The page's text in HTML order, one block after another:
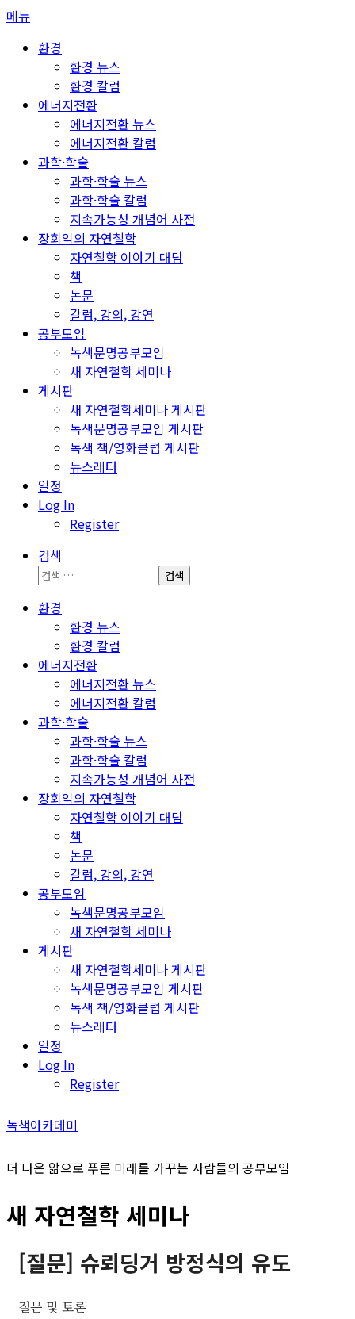
콘
메뉴
환경
환경 뉴스
환경 칼럼
에너지전환
에너지전환 뉴스
에너지전환 칼럼
과학·학술
과학·학술 뉴스
과학·학술 칼럼
지속가능성 개념어 사전
장회익의 자연철학
자연철학 이야기 대담
책
논문
칼럼, 강의, 강연
공부모임
녹색문명공부모임
새 자연철학 세미나
게시판
새 자연철학세미나 게시판
녹색문명공부모임 게시판
녹색 책/영화클럽 게시판
뉴스레터
일정
Log In
Register
검색
검
환경
환경 뉴스
환경 칼럼
에너지전환
에너지전환 뉴스
에너지전환 칼럼
과학·학술
과학·학술 뉴스
과학·학술 칼럼
지속가능성 개념어 사전
장회익의 자연철학
자연철학 이야기 대담
책
논문
칼럼, 강의, 강연
공부모임
녹색문명공부모임
새 자연철학 세미나
게시판
새 자연철학세미나 게시판
녹색문명공부모임 게시판
녹색 책/영화클럽 게시판
뉴스레터
일정
Log In
Register
녹색아카데미
더 나은 앎으로 푸른 미래를 가꾸는 사람들의 공부모임
새 자연철학 세미나
[질문] 슈뢰딩거 방정식의 유도
질문 및 토론